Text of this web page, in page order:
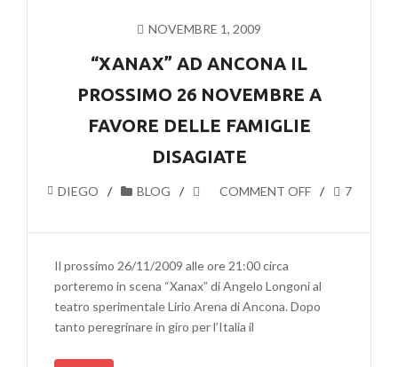
NOVEMBRE 1, 2009
“XANAX” AD ANCONA IL
PROSSIMO 26 NOVEMBRE A
FAVORE DELLE FAMIGLIE
DISAGIATE
DIEGO BLOG COMMENT OFF 7
Il prossimo 26/11/2009 alle ore 21:00 circa
porteremo in scena “Xanax” di Angelo Longoni al
teatro sperimentale Lirio Arena di Ancona. Dopo
tanto peregrinare in giro per l’Italia il